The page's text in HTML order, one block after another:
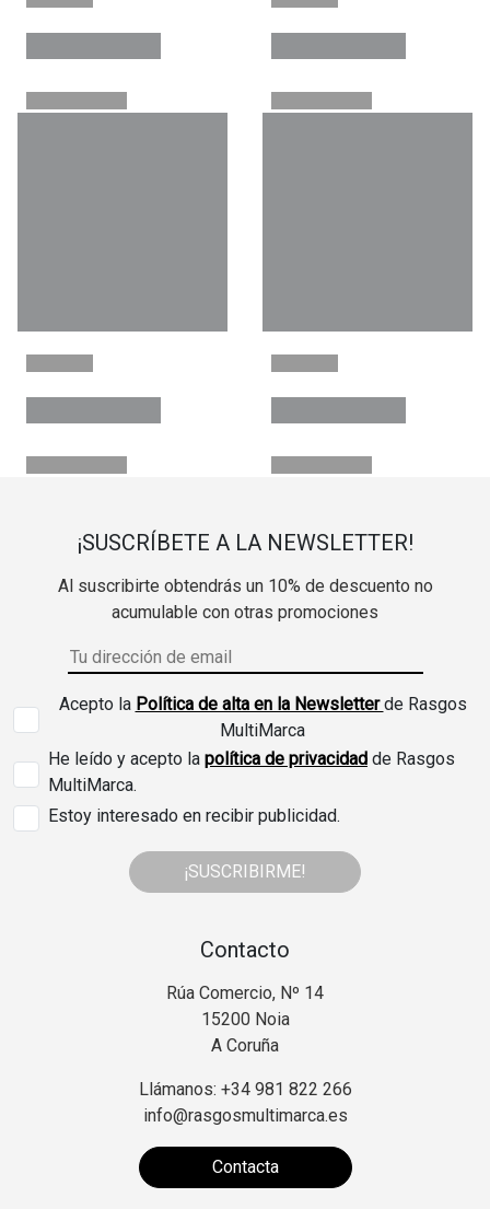
¡SUSCRÍBETE A LA NEWSLETTER!
Al suscribirte obtendrás un 10% de descuento no
acumulable con otras promociones
Acepto la Política de alta en la Newsletterde Rasgos
MultiMarca
He leído y acepto la política de privacidad de Rasgos
MultiMarca.
Estoy interesado en recibir publicidad.
¡SUSCRIBIRME!
Contacto
Rúa Comercio, Nº 14
15200 Noia
A Coruña
Llámanos: +34 981 822 266
info@rasgosmultimarca.es
Contacta